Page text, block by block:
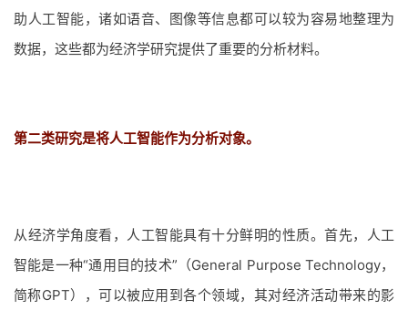
助人工智能，诸如语音、图像等信息都可以较为容易地整理为
数据，这些都为经济学研究提供了重要的分析材料。
第二类研究是将人工智能作为分析对象。
从经济学角度看，人工智能具有十分鲜明的性质。首先，人工
智能是一种“通用目的技术”（General Purpose Technology，
简称GPT），可以被应用到各个领域，其对经济活动带来的影